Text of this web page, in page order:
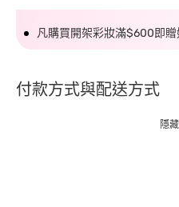
凡購買開架彩妝滿$600即
付款方式與配送方式
隱藏